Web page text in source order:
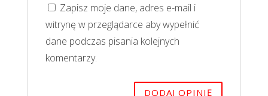
Zapisz moje dane, adres e-mail i
witrynę w przeglądarce aby wypełnić
dane podczas pisania kolejnych
komentarzy.